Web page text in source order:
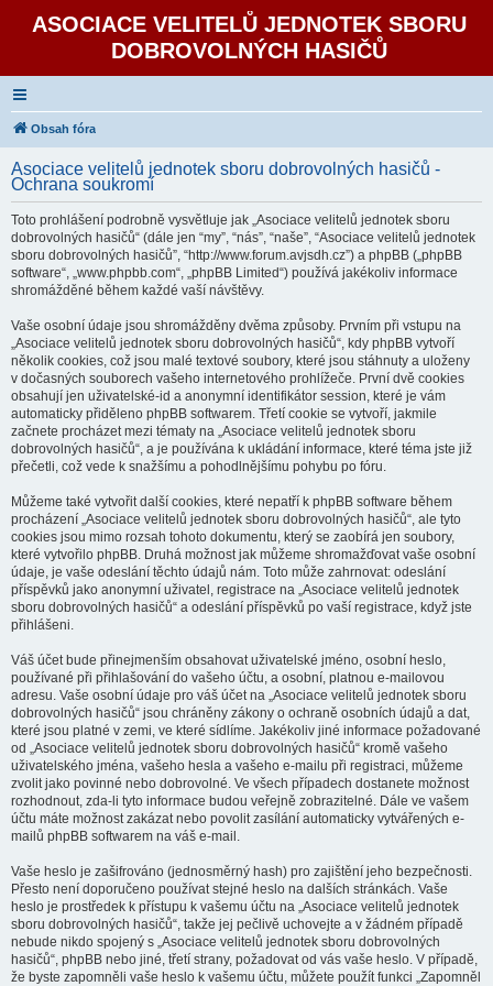
ASOCIACE VELITELŮ JEDNOTEK SBORU
DOBROVOLNÝCH HASIČŮ
Obsah fóra
Asociace velitelů jednotek sboru dobrovolných hasičů -
Ochrana soukromí
Toto prohlášení podrobně vysvětluje jak „Asociace velitelů jednotek sboru
dobrovolných hasičů“ (dále jen “my”, “nás”, “naše”, “Asociace velitelů jednotek
sboru dobrovolných hasičů”, “http://www.forum.avjsdh.cz”) a phpBB („phpBB
software“, „www.phpbb.com“, „phpBB Limited“) používá jakékoliv informace
shromážděné během každé vaší návštěvy.
Vaše osobní údaje jsou shromážděny dvěma způsoby. Prvním při vstupu na
„Asociace velitelů jednotek sboru dobrovolných hasičů“, kdy phpBB vytvoří
několik cookies, což jsou malé textové soubory, které jsou stáhnuty a uloženy
v dočasných souborech vašeho internetového prohlížeče. První dvě cookies
obsahují jen uživatelské-id a anonymní identifikátor session, které je vám
automaticky přiděleno phpBB softwarem. Třetí cookie se vytvoří, jakmile
začnete procházet mezi tématy na „Asociace velitelů jednotek sboru
dobrovolných hasičů“, a je používána k ukládání informace, které téma jste již
přečetli, což vede k snažšímu a pohodlnějšímu pohybu po fóru.
Můžeme také vytvořit další cookies, které nepatří k phpBB software během
procházení „Asociace velitelů jednotek sboru dobrovolných hasičů“, ale tyto
cookies jsou mimo rozsah tohoto dokumentu, který se zaobírá jen soubory,
které vytvořilo phpBB. Druhá možnost jak můžeme shromažďovat vaše osobní
údaje, je vaše odeslání těchto údajů nám. Toto může zahrnovat: odeslání
příspěvků jako anonymní uživatel, registrace na „Asociace velitelů jednotek
sboru dobrovolných hasičů“ a odeslání příspěvků po vaší registrace, když jste
přihlášeni.
Váš účet bude přinejmenším obsahovat uživatelské jméno, osobní heslo,
používané při přihlašování do vašeho účtu, a osobní, platnou e-mailovou
adresu. Vaše osobní údaje pro váš účet na „Asociace velitelů jednotek sboru
dobrovolných hasičů“ jsou chráněny zákony o ochraně osobních údajů a dat,
které jsou platné v zemi, ve které sídlíme. Jakékoliv jiné informace požadované
od „Asociace velitelů jednotek sboru dobrovolných hasičů“ kromě vašeho
uživatelského jména, vašeho hesla a vašeho e-mailu při registraci, můžeme
zvolit jako povinné nebo dobrovolné. Ve všech případech dostanete možnost
rozhodnout, zda-li tyto informace budou veřejně zobrazitelné. Dále ve vašem
účtu máte možnost zakázat nebo povolit zasílání automaticky vytvářených e-
mailů phpBB softwarem na váš e-mail.
Vaše heslo je zašifrováno (jednosměrný hash) pro zajištění jeho bezpečnosti.
Přesto není doporučeno používat stejné heslo na dalších stránkách. Vaše
heslo je prostředek k přístupu k vašemu účtu na „Asociace velitelů jednotek
sboru dobrovolných hasičů“, takže jej pečlivě uchovejte a v žádném případě
nebude nikdo spojený s „Asociace velitelů jednotek sboru dobrovolných
hasičů“, phpBB nebo jiné, třetí strany, požadovat od vás vaše heslo. V případě,
že byste zapomněli vaše heslo k vašemu účtu, můžete použít funkci „Zapomněl